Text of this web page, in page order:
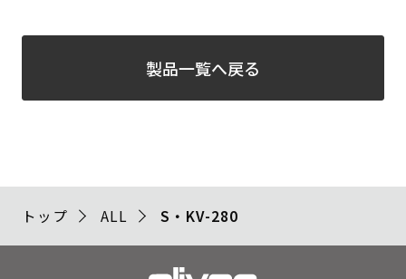
製品一覧へ戻る
トップ ALL S・KV-280